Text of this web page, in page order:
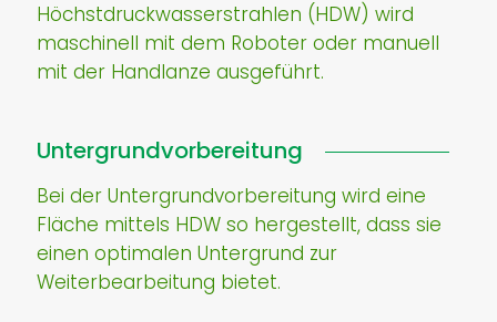
Höchstdruckwasserstrahlen (HDW) wird
maschinell mit dem Roboter oder manuell
mit der Handlanze ausgeführt.
Untergrundvorbereitung
Bei der Untergrundvorbereitung wird eine
Fläche mittels HDW so hergestellt, dass sie
einen optimalen Untergrund zur
Weiterbearbeitung bietet.